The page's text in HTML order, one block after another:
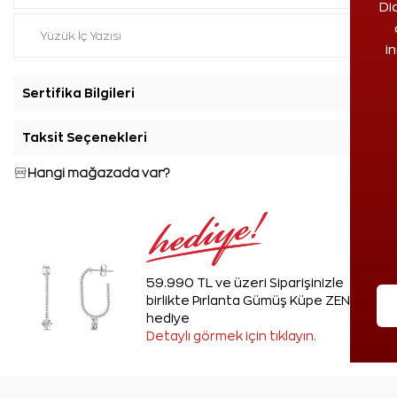
Sertifika Bilgileri
Taksit Seçenekleri
Hangi mağazada var?
59.990 TL ve üzeri Siparişinizle
birlikte Pırlanta Gümüş Küpe ZEN'den
hediye
Detaylı görmek için tıklayın.